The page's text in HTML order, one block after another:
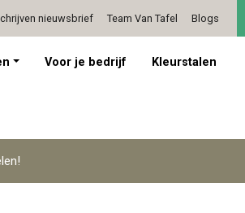
5/5 op
nieuwsbrief Team Van Tafel Blogs
Contact
Voor je bedrijf Kleurstalen